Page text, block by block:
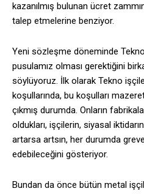
kazanılmış bulunan ücret
talep etmelerine benziyor.
Yeni sözleşme döneminde
pusulamız olması gerektiğini
söylüyoruz. İlk olarak Tekno
koşullarında, bu koşulları
çıkmış durumda. Onların
oldukları, işçilerin, siyasal
artarsa artsın, her durumda
edebileceğini gösteriyor.
Bundan da önce bütün metal